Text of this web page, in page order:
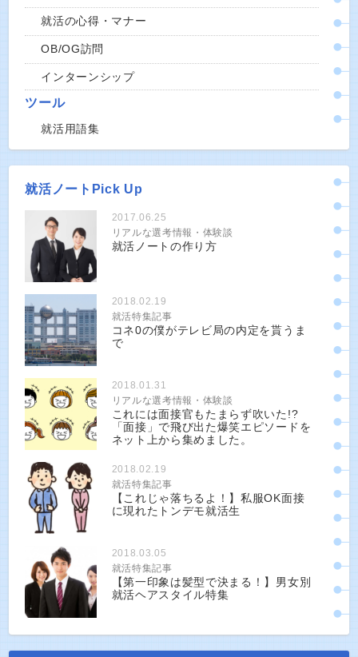
就活の心得・マナー
OB/OG訪問
インターンシップ
ツール
就活用語集
就活ノートPick Up
2017.06.25
リアルな選考情報・体験談
就活ノートの作り方
2018.02.19
就活特集記事
コネ0の僕がテレビ局の内定を貰うま
で
2018.01.31
リアルな選考情報・体験談
これには面接官もたまらず吹いた!?
「面接」で飛び出た爆笑エピソードを
ネット上から集めました。
2018.02.19
就活特集記事
【これじゃ落ちるよ！】私服OK面接
に現れたトンデモ就活生
2018.03.05
就活特集記事
【第一印象は髪型で決まる！】男女別
就活ヘアスタイル特集